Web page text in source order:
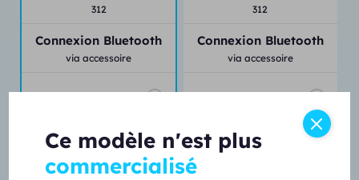
312
Connexion Bluetooth
via accessoire
Réglage à distance
Perte
312
Connexion Bluetooth
via accessoire
Réglage à distance
Perte
moyenne,
Ce modèle n'est plus
commercialisé